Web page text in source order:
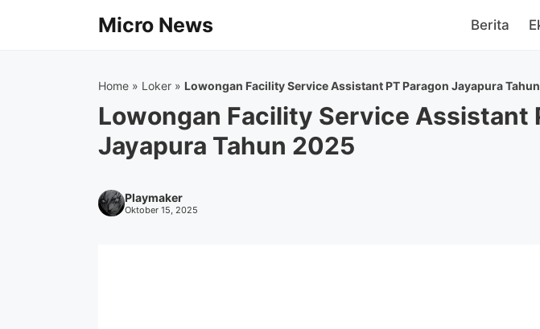
Micro News Berita
Home » Loker » Lowongan Facility Service Assistant PT Paragon Jayapura
Lowongan Facility Service Assistant
Jayapura Tahun 2025
Playmaker
Oktober 15, 2025